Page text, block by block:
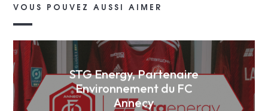
VOUS POUVEZ AUSSI AIMER
STG Energy, Partenaire
Environnement du FC
Annecy